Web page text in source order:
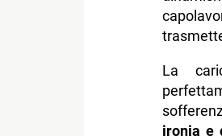
La
ironia e